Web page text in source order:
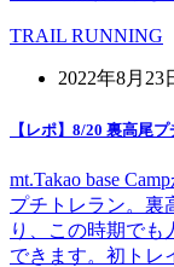
TRAIL RUNNING
2022年8月23
【レポ】8/20 裏高尾
mt.Takao base
プチトレラン。裏
り、この時期でも
できます。初ト